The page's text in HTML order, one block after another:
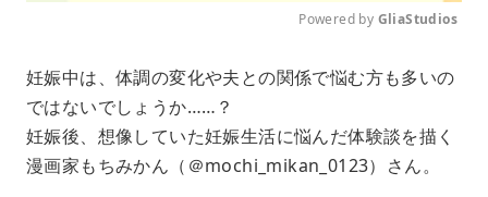
u
e
Powered by GliaStudios
妊娠中は、体調の変化や夫との関係で悩む方も多いの
ではないでしょうか……？
妊娠後、想像していた妊娠生活に悩んだ体験談を描く
漫画家もちみかん（＠mochi_mikan_0123）さん。